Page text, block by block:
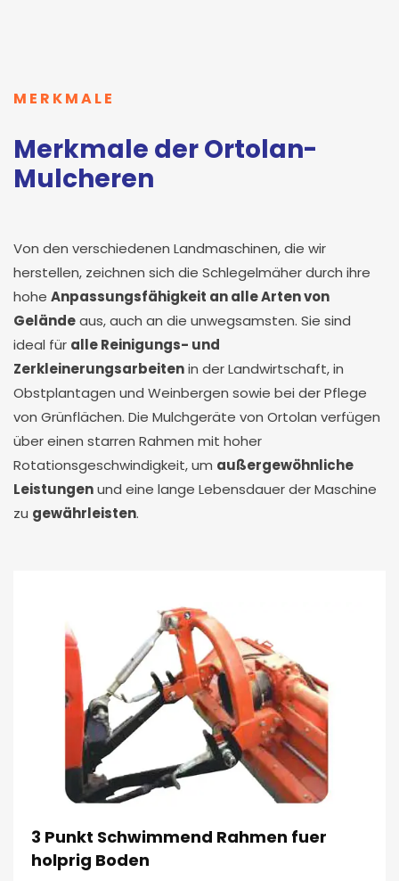
MERKMALE
Merkmale der Ortolan-
Mulcheren
Von den verschiedenen Landmaschinen, die wir
herstellen, zeichnen sich die Schlegelmäher durch ihre
hohe Anpassungsfähigkeit an alle Arten von
Geländeaus, auch an die unwegsamsten. Sie sind
ideal für alle Reinigungs- und
Zerkleinerungsarbeitenin der Landwirtschaft, in
Obstplantagen und Weinbergen sowie bei der Pflege
von Grünflächen. Die Mulchgeräte von Ortolan verfügen
über einen starren Rahmen mit hoher
Rotationsgeschwindigkeit, um außergewöhnliche
Leistungenund eine lange Lebensdauer der Maschine
zu gewährleisten.
3 Punkt Schwimmend Rahmen fuer
holprig Boden